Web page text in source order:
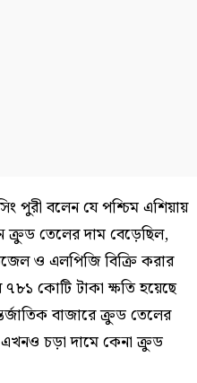
পুরী বলেন যে পশ্চিম এশিয়ায়
ক্রুড তেলের দাম বেড়েছিল,
ও এলপিজি বিক্রি করার
কোটি টাকা ক্ষতি হয়েছে
বাজারে ক্রুড তেলের
চড়া দামে কেনা ক্রুড